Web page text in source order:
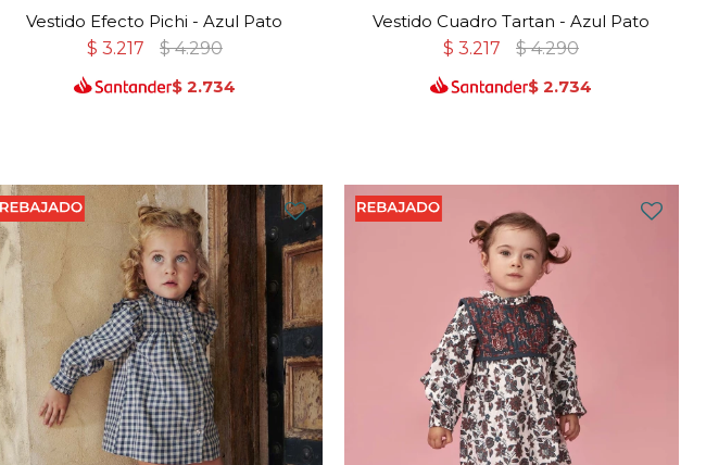
Vestido Efecto Pichi - Azul Pato
$ 3.217 $ 4.290
$ 2.734
Vestido Cuadro Tartan - Azul Pato
$ 3.217 $ 4.290
$ 2.734